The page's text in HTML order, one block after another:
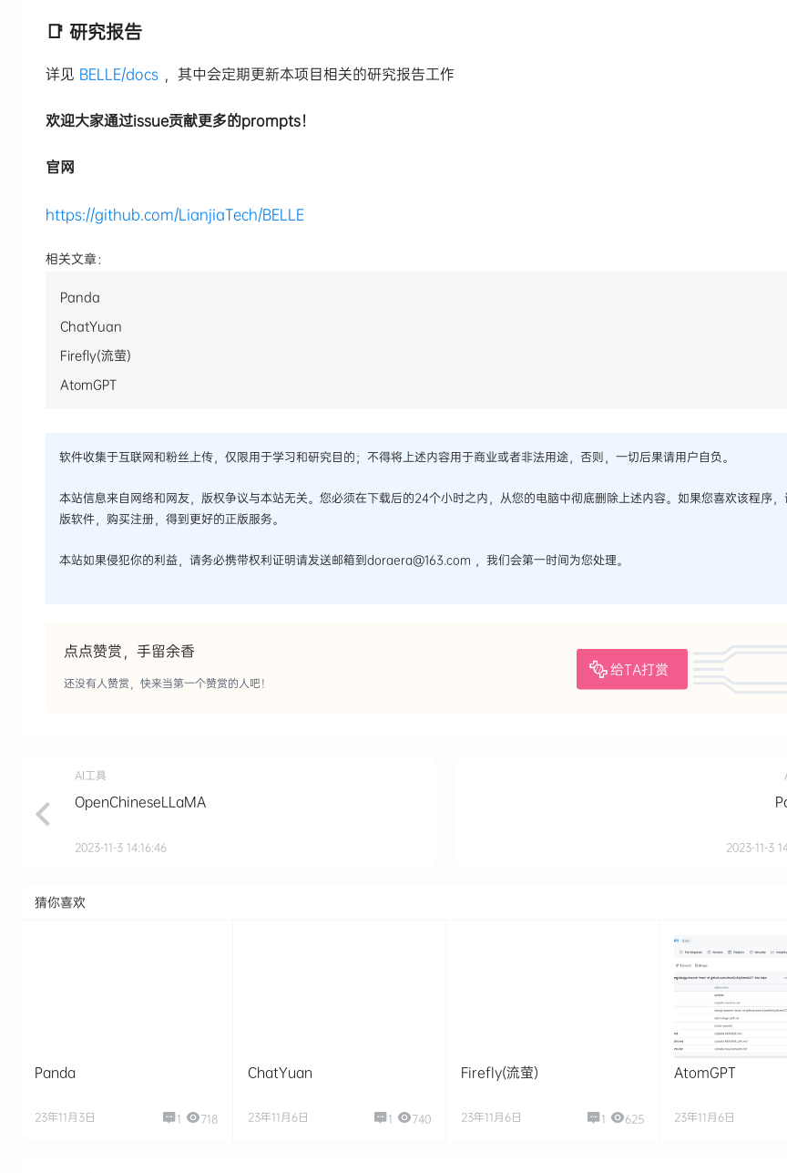
📑 研究报告
详见 BELLE/docs ，其中会定期更新本项目相关的研究报告工作
欢迎大家通过issue贡献更多的prompts！
官网
https://github.com/LianjiaTech/BELLE
相关文章：
Panda
ChatYuan
Firefly(流萤)
AtomGPT
软件收集于互联网和粉丝上传，仅限用于学习和研究目的；不得将上述内容用于商业或者非法用途，否则，一切后果请用户自负。
本站信息来自网络和网友，版权争议与本站无关。您必须在下载后的24个小时之内，从您的电脑中彻底删除上述内容。如果您喜欢该程序，
版软件，购买注册，得到更好的正版服务。
本站如果侵犯你的利益，请务必携带权利证明请发送邮箱到doraera@163.com ，我们会第一时间为您处理。
点点赞赏，手留余香
给TA打赏
还没有人赞赏，快来当第一个赞赏的人吧！
AI工具
OpenChineseLLaMA
2023-11-3 14:16:46 2023-11-3
猜你喜欢
Panda
23年11月3日 1 718
ChatYuan
23年11月6日 1 740
Firefly(流萤)
23年11月6日 1 625
AtomGPT
23年11月6日